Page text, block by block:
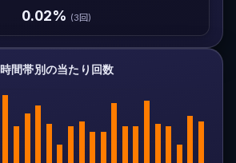
0.02% (3回)
時間帯別の当たり回数